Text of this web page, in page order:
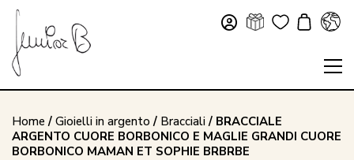
Home / Gioielli in argento / Bracciali/ BRACCIALE
ARGENTO CUORE BORBONICO E MAGLIE GRANDI CUORE
BORBONICO MAMAN ET SOPHIE BRBRBE